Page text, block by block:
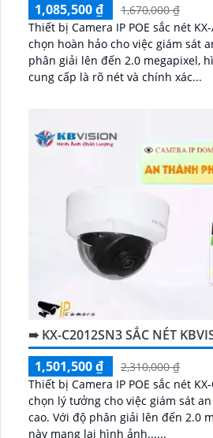
1,085,500 ₫
1,670,000 ₫
Thiết bị Camera IP POE sắc nét
chọn hoàn hảo cho việc giám sát an
phân giải lên đến 2.0 megapixel,
cung cấp là rõ nét và chính xác...
➠ KX-C2012SN3 SẮC NÉT
1,501,500 ₫
2,310,000 ₫
Thiết bị Camera IP POE sắc nét
chọn lý tưởng cho việc giám sát
cao. Với độ phân giải lên đến 2.0 megapixel, camera
này mang lại hình ảnh......